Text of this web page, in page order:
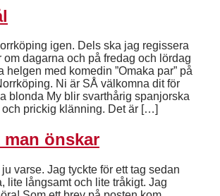
igen. Dels ska jag regissera
om dagarna och på fredag och lördag
helgen med komedin ”Omaka par” på
Ni är SÅ välkomna dit för
blonda My blir svarthårig spanjorska
prickig klänning. Det är […]
man önskar
varse. Jag tyckte för ett tag sedan
lite långsamt och lite tråkigt. Jag